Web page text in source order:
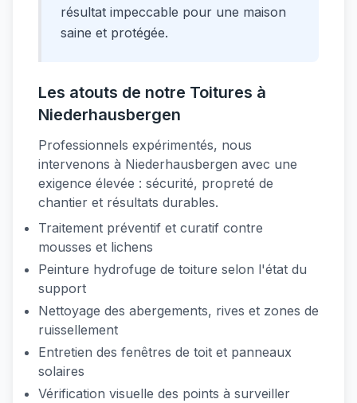
résultat impeccable pour une maison
saine et protégée.
Les atouts de notre Toitures à
Niederhausbergen
Professionnels expérimentés, nous
intervenons à Niederhausbergen avec une
exigence élevée : sécurité, propreté de
chantier et résultats durables.
Traitement préventif et curatif contre
mousses et lichens
Peinture hydrofuge de toiture selon l'état du
support
Nettoyage des abergements, rives et zones de
ruissellement
Entretien des fenêtres de toit et panneaux
solaires
Vérification visuelle des points à surveiller